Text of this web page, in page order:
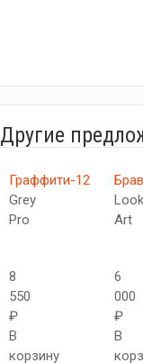
Другие
Граффити-12
Grey
Pro
8
550
₽
В
корзину
Look
Art
6
000
₽
В